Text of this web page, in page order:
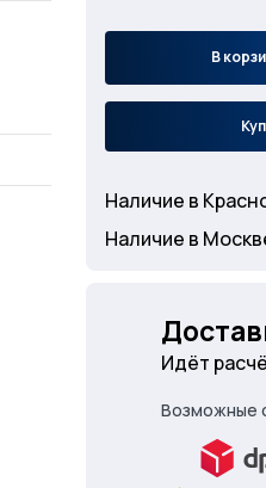
В
Наличие в
Наличие в
Идёт
Возможные